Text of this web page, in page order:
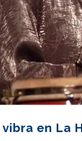
en La